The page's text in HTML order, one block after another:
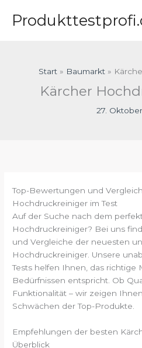
Inhalt
Start Baumarkt
Kärcher
27.
Top-Bewertungen und
Hochdruckreiniger im Test
Auf der Suche nach dem
Hochdruckreiniger? Bei uns
und Vergleiche der neuesten
Hochdruckreiniger. Unsere
Tests helfen Ihnen, das richtige
Bedürfnissen entspricht. Ob
Funktionalität – wir zeigen
Schwächen der Top-Produkte.
Empfehlungen der besten
Überblick